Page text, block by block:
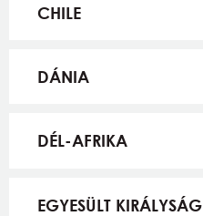
CHILE
DÁNIA
DÉL-AFRIKA
EGYESÜLT KIRÁLYSÁG